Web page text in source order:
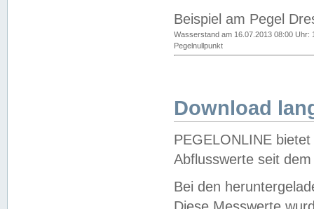
Beispiel am Pegel
Wasserstand am 16.07.2013 08:00 Uhr:
Pegelnullpunkt
Download
PEGELONLINE
Abflusswerte seit
Bei den